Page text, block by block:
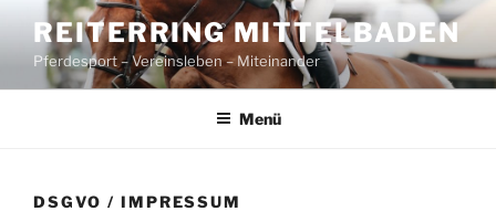
Inhalt
springen
REITERRING MITTELBADEN
Pferdesport – Vereinsleben – Miteinander
Menü
DSGVO / IMPRESSUM